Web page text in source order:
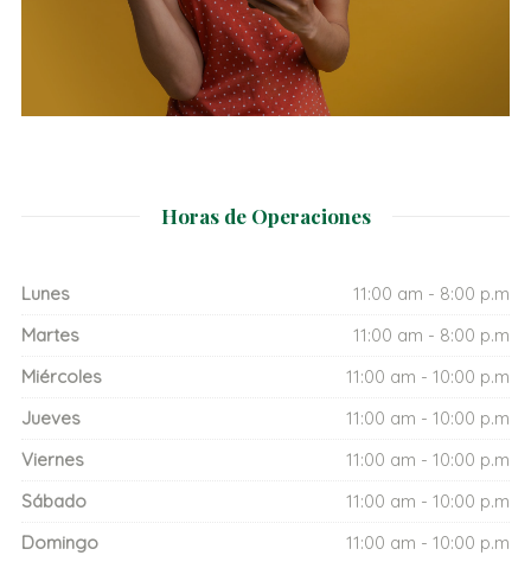
Horas de Operaciones
Lunes
11:00 am - 8:00 p.m
Martes
11:00 am - 8:00 p.m
Miércoles
11:00 am - 10:00 p.m
Jueves
11:00 am - 10:00 p.m
Viernes
11:00 am - 10:00 p.m
Sábado
11:00 am - 10:00 p.m
Domingo
11:00 am - 10:00 p.m